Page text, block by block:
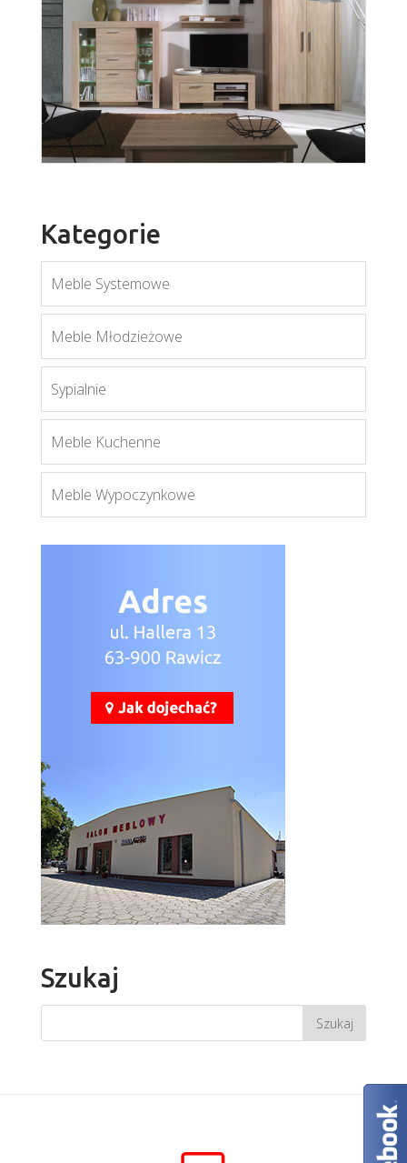
Cezar
Więcej
Kategorie
Meble Systemowe
Meble Młodzieżowe
Sypialnie
Meble Kuchenne
Meble Wypoczynkowe
Szukaj